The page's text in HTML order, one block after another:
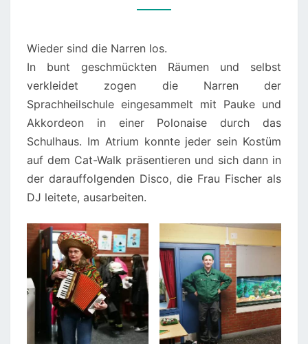
DER
Wieder sind die Narren los.
In bunt geschmückten Räumen und selbst
verkleidet zogen die Narren der
Sprachheilschule eingesammelt mit Pauke und
Akkordeon in einer Polonaise durch das
Schulhaus. Im Atrium konnte jeder sein Kostüm
auf dem Cat-Walk präsentieren und sich dann in
der darauffolgenden Disco, die Frau Fischer als
DJ leitete, ausarbeiten.